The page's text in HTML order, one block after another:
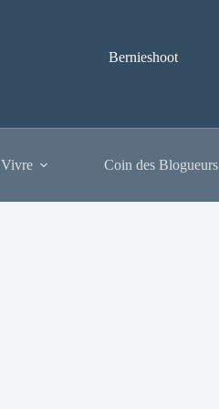
Bernieshoot
Coin des Blogueurs